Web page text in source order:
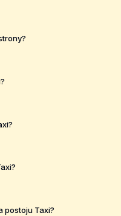
postoju Taxi?